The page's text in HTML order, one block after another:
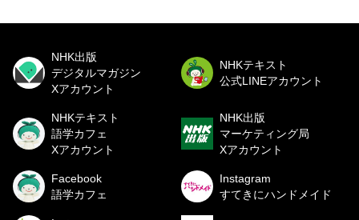
NHK出版
デジタルマガジン
Xアカウント
NHKテキスト
公式LINEアカウント
NHKテキスト
語学カフェ
Xアカウント
NHK出版
マーケティング局
Xアカウント
Facebook
語学カフェ
Instagram
すてきにハンドメイド